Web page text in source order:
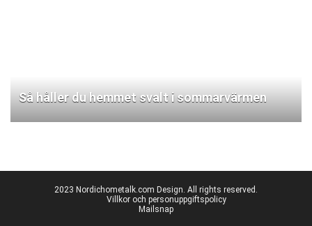
Så håller du hemmet svalt i sommarvärmen
2023 Nordichometalk.com Design. All rights reserved.
Villkor och personuppgiftspolicy
Mailsnap